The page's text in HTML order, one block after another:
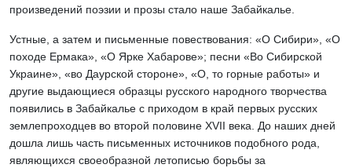
произведений поэзии и прозы стало наше Забайкалье.
Устные, а затем и письменные повествования: «О Сибири», «О
походе Ермака», «О Ярке Хабарове»; песни «Во Сибирской
Украине», «во Даурской стороне», «О, то горные работы» и
другие выдающиеся образцы русского народного творчества
появились в Забайкалье с приходом в край первых русских
землепроходцев во второй половине ХVII века. До наших дней
дошла лишь часть письменных источников подобного рода,
являющихся своеобразной летописью борьбы за